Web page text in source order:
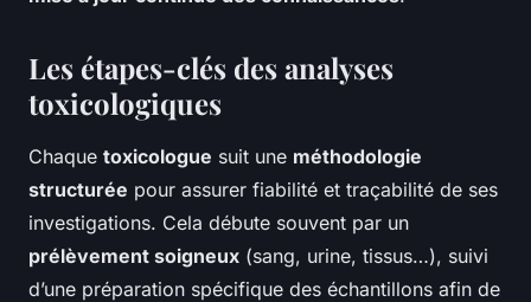
Les étapes-clés des analyses
toxicologiques
Chaque toxicologue suit une méthodologie
structurée pour assurer fiabilité et traçabilité de ses
investigations. Cela débute souvent par un
prélèvement soigneux (sang, urine, tissus…), suivi
d’une préparation spécifique des échantillons afin de